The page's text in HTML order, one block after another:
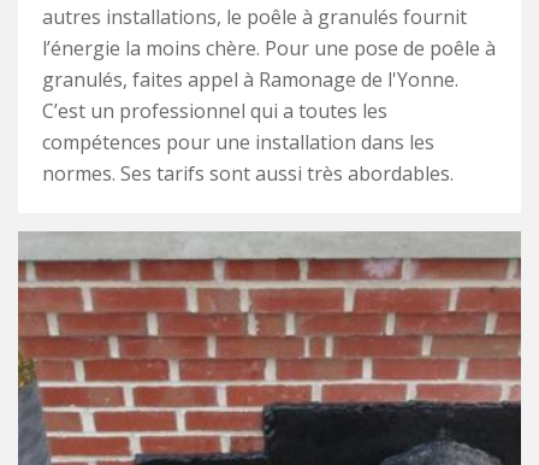
autres installations, le poêle à granulés fournit
l’énergie la moins chère. Pour une pose de poêle à
granulés, faites appel à Ramonage de l'Yonne.
C’est un professionnel qui a toutes les
compétences pour une installation dans les
normes. Ses tarifs sont aussi très abordables.